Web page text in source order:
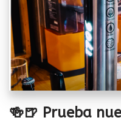
🍻🍺 Prueba